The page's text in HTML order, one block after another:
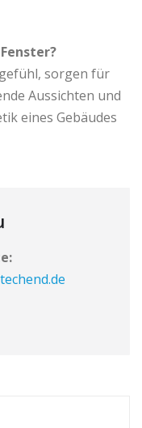
sorgen für
Aussichten und
eines Gebäudes